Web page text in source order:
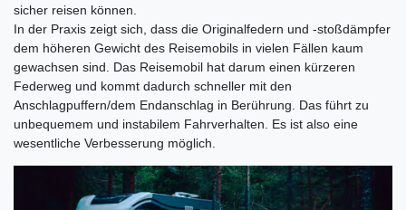
sicher reisen können.
In der Praxis zeigt sich, dass die Originalfedern und -stoßdämpfer
dem höheren Gewicht des Reisemobils in vielen Fällen kaum
gewachsen sind. Das Reisemobil hat darum einen kürzeren
Federweg und kommt dadurch schneller mit den
Anschlagpuffern/dem Endanschlag in Berührung. Das führt zu
unbequemem und instabilem Fahrverhalten. Es ist also eine
wesentliche Verbesserung möglich.